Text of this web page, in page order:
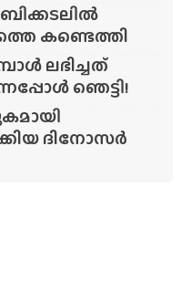
കണ്ടെത്തി
ലഭിച്ചത്
ഞെട്ടി!
ദിനോസർ